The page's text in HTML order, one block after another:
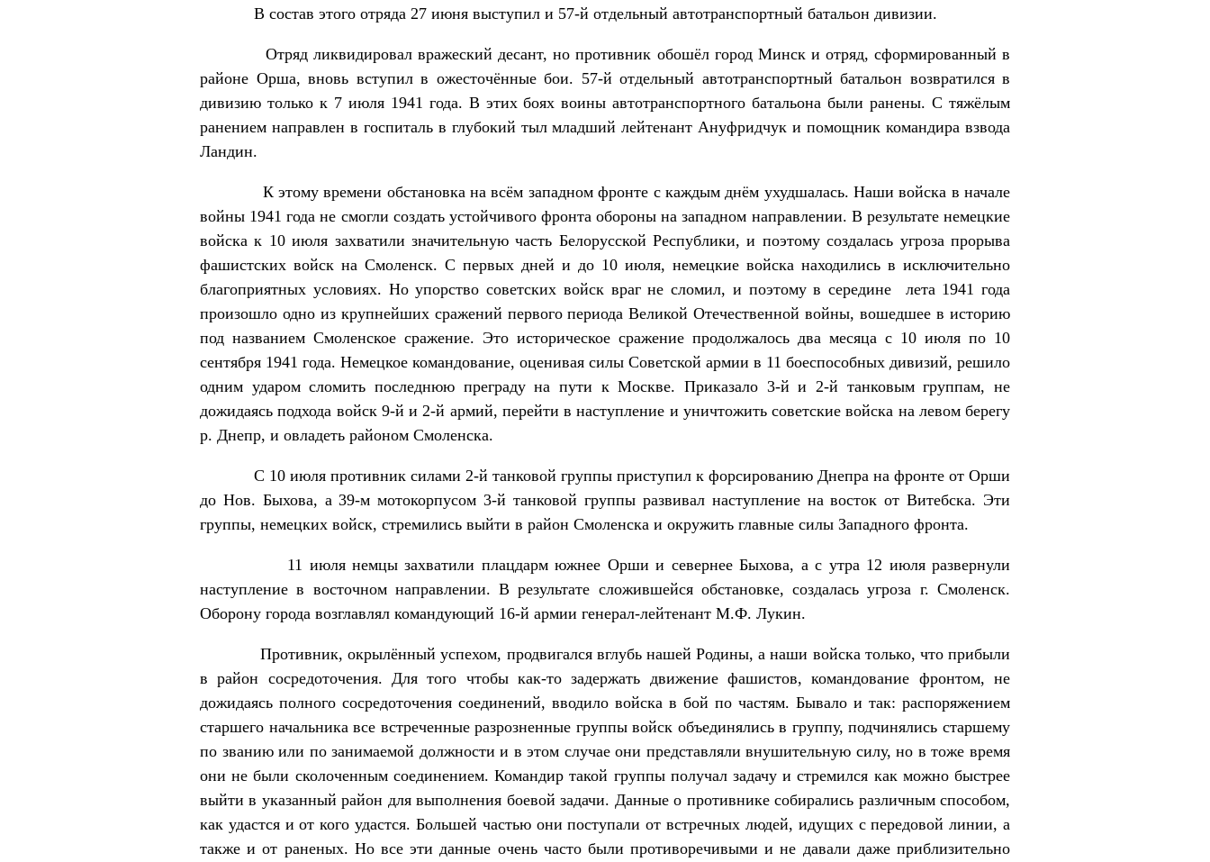
В состав этого отряда 27 июня выступил и 57-й отдельный автотранспортный батальон дивизии.
Отряд ликвидировал вражеский десант, но противник обошёл город Минск и отряд, сформированный в
районе Орша, вновь вступил в ожесточённые бои. 57-й отдельный автотранспортный батальон возвратился в
дивизию только к 7 июля 1941 года. В этих боях воины автотранспортного батальона были ранены. С тяжёлым
ранением направлен в госпиталь в глубокий тыл младший лейтенант Ануфридчук и помощник командира взвода
Ландин.
К этому времени обстановка на всём западном фронте с каждым днём ухудшалась. Наши войска в начале
войны 1941 года не смогли создать устойчивого фронта обороны на западном направлении. В результате немецкие
войска к 10 июля захватили значительную часть Белорусской Республики, и поэтому создалась угроза прорыва
фашистских войск на Смоленск. С первых дней и до 10 июля, немецкие войска находились в исключительно
благоприятных условиях. Но упорство советских войск враг не сломил, и поэтому в середине лета 1941 года
произошло одно из крупнейших сражений первого периода Великой Отечественной войны, вошедшее в историю
под названием Смоленское сражение. Это историческое сражение продолжалось два месяца с 10 июля по 10
сентября 1941 года. Немецкое командование, оценивая силы Советской армии в 11 боеспособных дивизий, решило
одним ударом сломить последнюю преграду на пути к Москве. Приказало 3-й и 2-й танковым группам, не
дожидаясь подхода войск 9-й и 2-й армий, перейти в наступление и уничтожить советские войска на левом берегу
р. Днепр, и овладеть районом Смоленска.
С 10 июля противник силами 2-й танковой группы приступил к форсированию Днепра на фронте от Орши
до Нов. Быхова, а 39-м мотокорпусом 3-й танковой группы развивал наступление на восток от Витебска. Эти
группы, немецких войск, стремились выйти в район Смоленска и окружить главные силы Западного фронта.
11 июля немцы захватили плацдарм южнее Орши и севернее Быхова, а с утра 12 июля развернули
наступление в восточном направлении. В результате сложившейся обстановке, создалась угроза г. Смоленск.
Оборону города возглавлял командующий 16-й армии генерал-лейтенант М.Ф. Лукин.
Противник, окрылённый успехом, продвигался вглубь нашей Родины, а наши войска только, что прибыли
в район сосредоточения. Для того чтобы как-то задержать движение фашистов, командование фронтом, не
дожидаясь полного сосредоточения соединений, вводило войска в бой по частям. Бывало и так: распоряжением
старшего начальника все встреченные разрозненные группы войск объединялись в группу, подчинялись старшему
по званию или по занимаемой должности и в этом случае они представляли внушительную силу, но в тоже время
они не были сколоченным соединением. Командир такой группы получал задачу и стремился как можно быстрее
выйти в указанный район для выполнения боевой задачи. Данные о противнике собирались различным способом,
как удастся и от кого удастся. Большей частью они поступали от встречных людей, идущих с передовой линии, а
также и от раненых. Но все эти данные очень часто были противоречивыми и не давали даже приблизительно